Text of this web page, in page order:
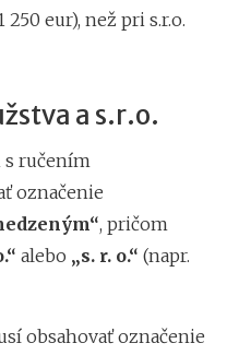
eur), než pri s.r.o.
a s.r.o.
s ručením
označenie
, pričom
alebo „s. r. o.“ (napr.
obsahovať označenie